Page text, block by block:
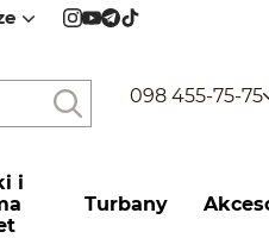
098 455-75-75
і
Turbany